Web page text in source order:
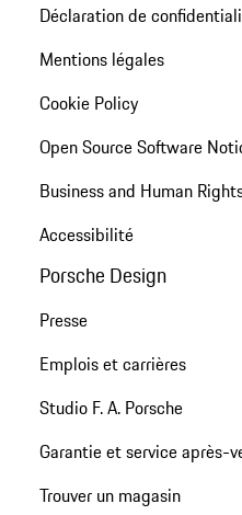
Déclaration de
Mentions légales
Cookie Policy
Open Source Software
Business and Human
Accessibilité
Porsche Design
Presse
Emplois et carrières
Studio F. A. Porsche
Garantie et service après-
Trouver un magasin